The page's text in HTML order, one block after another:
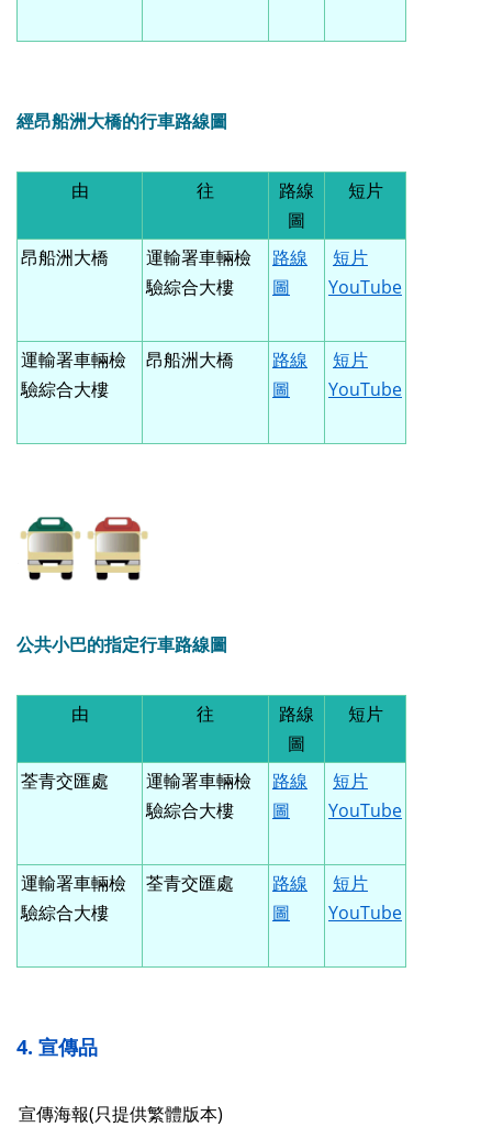
經昂船洲大橋的行車路線圖
由 往
路線
圖
短片
昂船洲大橋
運輸署車輛檢
驗綜合大樓
路線
圖
短片
YouTube
運輸署車輛檢
驗綜合大樓
昂船洲大橋
路線
圖
短片
YouTube
公共小巴的指定行車路線圖
由 往
路線
圖
短片
荃青交匯處
運輸署車輛檢
驗綜合大樓
路線
圖
短片
YouTube
運輸署車輛檢
驗綜合大樓
荃青交匯處
路線
圖
短片
YouTube
4. 宣傳品
宣傳海報(只提供繁體版本)